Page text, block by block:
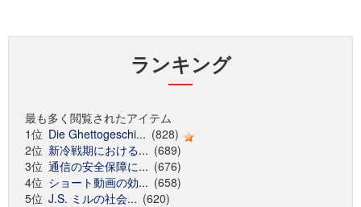
ランキング
最も多く閲覧されたアイテム
1位 Die Ghettogeschi... (828)
2位 新冷戦期における... (689)
3位 通信の安全保障に... (676)
4位 ショート動画の効... (658)
5位 J.S. ミルの社会... (620)